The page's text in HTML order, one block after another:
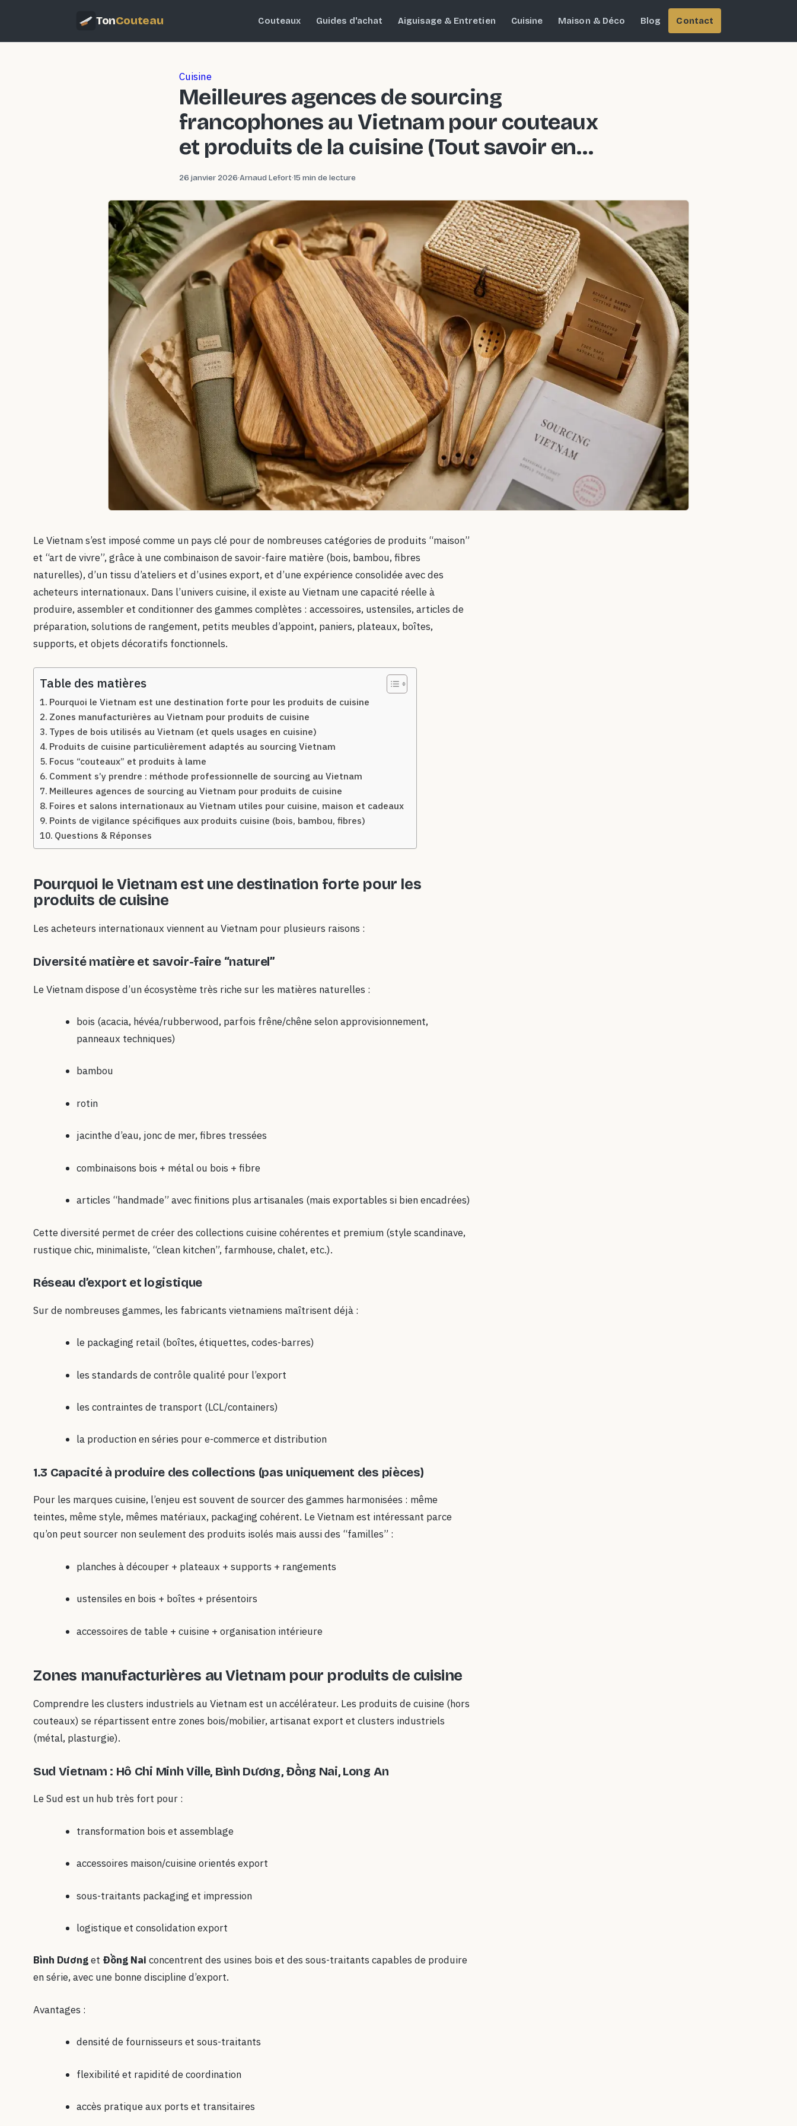
TonCouteau Couteaux Guides d'achat Aiguisage & Entretien Cuisine Maison & Déco Blog Contact
Cuisine
Meilleures agences de sourcing
francophones au Vietnam pour couteaux
et produits de la cuisine (Tout savoir en
2026)
26 janvier 2026·Arnaud Lefort·15 min de lecture
Le Vietnam s’est imposé comme un pays clé pour de nombreuses catégories de produits “maison”
et “art de vivre”, grâce à une combinaison de savoir-faire matière (bois, bambou, fibres
naturelles), d’un tissu d’ateliers et d’usines export, et d’une expérience consolidée avec des
acheteurs internationaux. Dans l’univers cuisine, il existe au Vietnam une capacité réelle à
produire, assembler et conditionner des gammes complètes : accessoires, ustensiles, articles de
préparation, solutions de rangement, petits meubles d’appoint, paniers, plateaux, boîtes,
supports, et objets décoratifs fonctionnels.
Table des matières
Pourquoi le Vietnam est une destination forte pour les produits de cuisine
Zones manufacturières au Vietnam pour produits de cuisine
Types de bois utilisés au Vietnam (et quels usages en cuisine)
Produits de cuisine particulièrement adaptés au sourcing Vietnam
Focus “couteaux” et produits à lame
Comment s’y prendre : méthode professionnelle de sourcing au Vietnam
Meilleures agences de sourcing au Vietnam pour produits de cuisine
Foires et salons internationaux au Vietnam utiles pour cuisine, maison et cadeaux
Points de vigilance spécifiques aux produits cuisine (bois, bambou, fibres)
Questions & Réponses
Pourquoi le Vietnam est une destination forte pour les
produits de cuisine
Les acheteurs internationaux viennent au Vietnam pour plusieurs raisons :
Diversité matière et savoir-faire “naturel”
Le Vietnam dispose d’un écosystème très riche sur les matières naturelles :
bois (acacia, hévéa/rubberwood, parfois frêne/chêne selon approvisionnement,
panneaux techniques)
bambou
rotin
jacinthe d’eau, jonc de mer, fibres tressées
combinaisons bois + métal ou bois + fibre
articles “handmade” avec finitions plus artisanales (mais exportables si bien encadrées)
Cette diversité permet de créer des collections cuisine cohérentes et premium (style scandinave,
rustique chic, minimaliste, “clean kitchen”, farmhouse, chalet, etc.).
Réseau d’export et logistique
Sur de nombreuses gammes, les fabricants vietnamiens maîtrisent déjà :
le packaging retail (boîtes, étiquettes, codes-barres)
les standards de contrôle qualité pour l’export
les contraintes de transport (LCL/containers)
la production en séries pour e-commerce et distribution
1.3 Capacité à produire des collections (pas uniquement des pièces)
Pour les marques cuisine, l’enjeu est souvent de sourcer des gammes harmonisées : même
teintes, même style, mêmes matériaux, packaging cohérent. Le Vietnam est intéressant parce
qu’on peut sourcer non seulement des produits isolés mais aussi des “familles” :
planches à découper + plateaux + supports + rangements
ustensiles en bois + boîtes + présentoirs
accessoires de table + cuisine + organisation intérieure
Zones manufacturières au Vietnam pour produits de cuisine
Comprendre les clusters industriels au Vietnam est un accélérateur. Les produits de cuisine (hors
couteaux) se répartissent entre zones bois/mobilier, artisanat export et clusters industriels
(métal, plasturgie).
Sud Vietnam : Hô Chi Minh Ville, Bình Dương, Đồng Nai, Long An
Le Sud est un hub très fort pour :
transformation bois et assemblage
accessoires maison/cuisine orientés export
sous-traitants packaging et impression
logistique et consolidation export
Bình Dươnget Đồng Nai concentrent des usines bois et des sous-traitants capables de produire
en série, avec une bonne discipline d’export.
Avantages :
densité de fournisseurs et sous-traitants
flexibilité et rapidité de coordination
accès pratique aux ports et transitaires